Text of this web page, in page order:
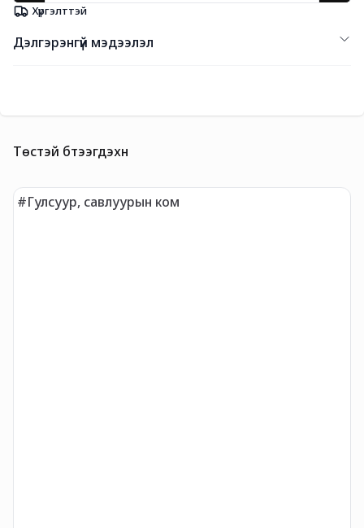
Хүргэлттэй
Дэлгэрэнгүй мэдээлэл
Төстэй бүтээгдэхүүн
#Гулсуур, савлуурын ком